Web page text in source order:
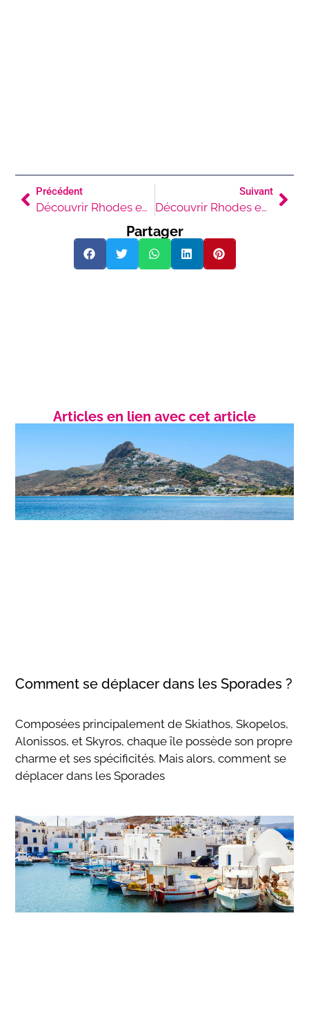
Précédent
Découvrir Rhodes en couple
Suivant
Découvrir Rhodes en famille
Partager
Articles en lien avec cet article
Comment se déplacer dans les Sporades ?
Composées principalement de Skiathos, Skopelos,
Alonissos, et Skyros, chaque île possède son propre
charme et ses spécificités. Mais alors, comment se
déplacer dans les Sporades